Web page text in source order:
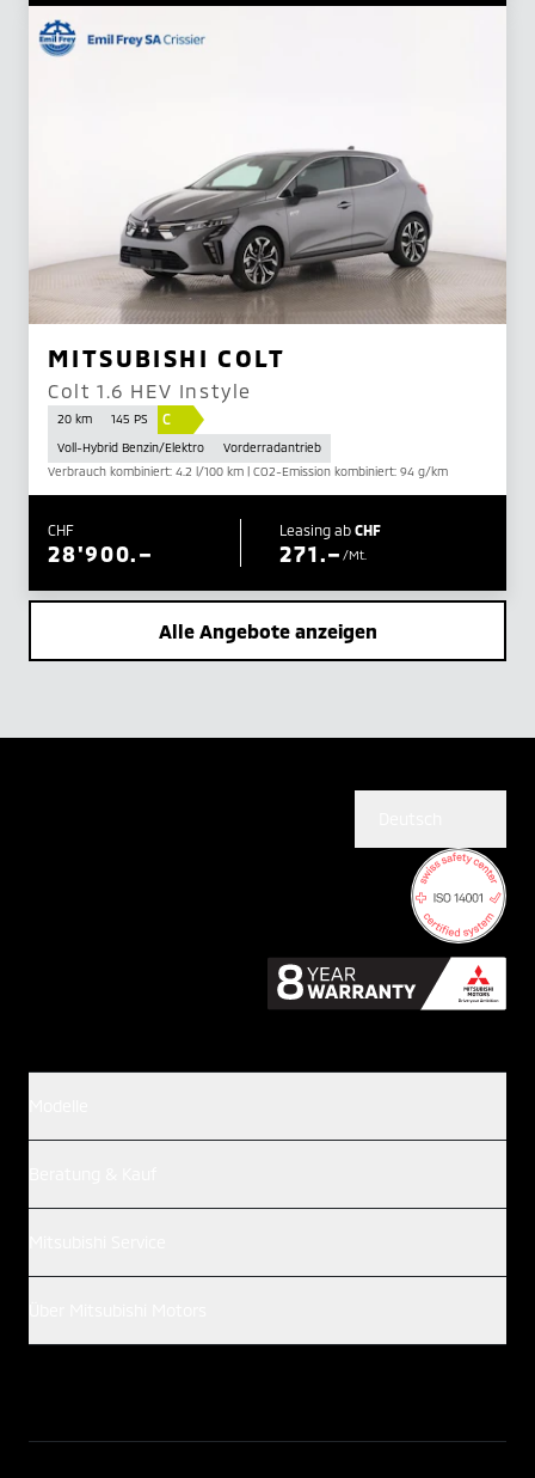
MITSUBISHI COLT
Colt 1.6 HEV Instyle
20 km 145 PS C
Voll-Hybrid Benzin/Elektro
Vorderradantrieb
Verbrauch kombiniert: 4.2 l/100 km | CO2-Emission kombiniert: 94 g/km
CHF
28'900.–
Leasing abCHF
271.–/Mt.
Alle Angebote anzeigen